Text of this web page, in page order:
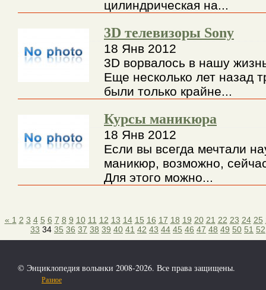
цилиндрическая на...
3D телевизоры Sony
18 Янв 2012
3D ворвалось в нашу
Еще несколько лет назад
были только крайне...
Курсы маникюра
18 Янв 2012
Если вы всегда мечтали
маникюр, возможно,
Для этого можно...
« 1 2 3 4 5 6 7 8 9 10 11 12 13 14 15 16 17 18 19 20 21 22 23 24 25
33 34 35 36 37 38 39 40 41 42 43 44 45 46 47 48 49 50 51 52
© Энциклопедия волынки 2008-2026. Все права защищены.
Разное